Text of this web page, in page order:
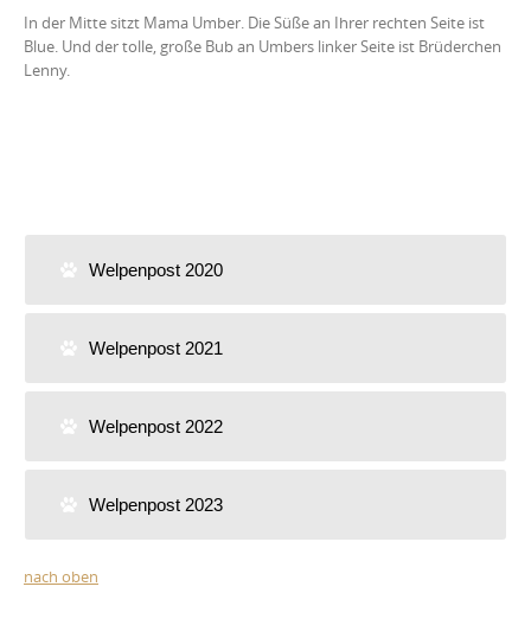
In der Mitte sitzt Mama Umber. Die Süße an Ihrer rechten Seite ist
Blue. Und der tolle, große Bub an Umbers linker Seite ist Brüderchen
Lenny.
Welpenpost 2020
Welpenpost 2021
Welpenpost 2022
Welpenpost 2023
nach oben